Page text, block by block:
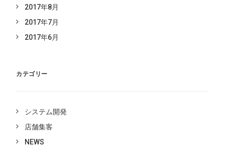
2017年8月
2017年7月
2017年6月
カテゴリー
システム開発
店舗集客
NEWS